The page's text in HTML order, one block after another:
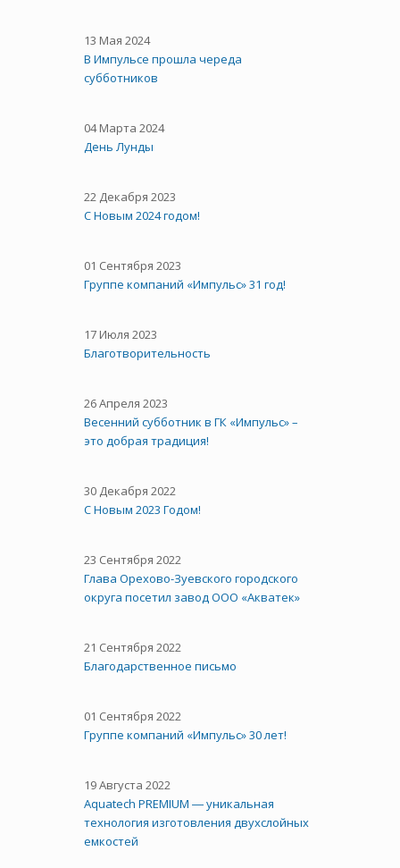
13 Мая 2024
В Импульсе прошла череда
субботников
04 Марта 2024
День Лунды
22 Декабря 2023
С Новым 2024 годом!
01 Сентября 2023
Группе компаний «Импульс» 31 год!
17 Июля 2023
Благотворительность
26 Апреля 2023
Весенний субботник в ГК «Импульс» –
это добрая традиция!
30 Декабря 2022
С Новым 2023 Годом!
23 Сентября 2022
Глава Орехово-Зуевского городского
округа посетил завод ООО «Акватек»
21 Сентября 2022
Благодарственное письмо
01 Сентября 2022
Группе компаний «Импульс» 30 лет!
19 Августа 2022
Aquatech PREMIUM ― уникальная
технология изготовления двухслойных
емкостей